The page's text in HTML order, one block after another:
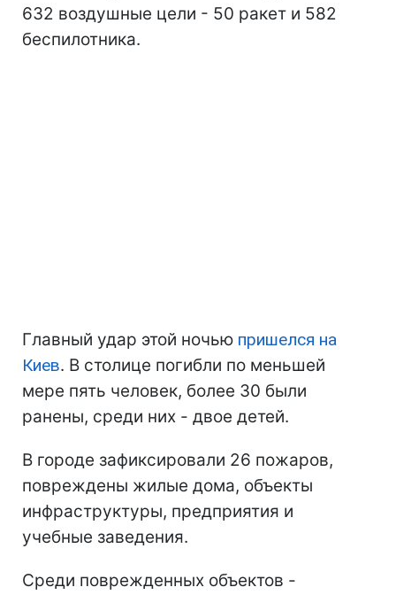
632 воздушные цели - 50 ракет и 582
беспилотника.
Главный удар этой ночью пришелся на
Киев. В столице погибли по меньшей
мере пять человек, более 30 были
ранены, среди них - двое детей.
В городе зафиксировали 26 пожаров,
повреждены жилые дома, объекты
инфраструктуры, предприятия и
учебные заведения.
Среди поврежденных объектов -